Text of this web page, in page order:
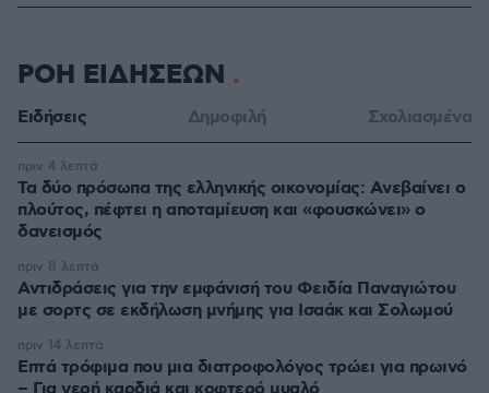
ΡΟΗ ΕΙΔΗΣΕΩΝ
Ειδήσεις Δημοφιλή Σχολιασμένα
Τα δύο πρόσωπα της ελληνικής οικονομίας: Aνεβαίνει ο
πλούτος, πέφτει η αποταμίευση και «φουσκώνει» ο
δανεισμός
πριν 4 λεπτά
Αντιδράσεις για την εμφάνισή του Φειδία Παναγιώτου
με σορτς σε εκδήλωση μνήμης για Ισαάκ και Σολωμού
πριν 8 λεπτά
Επτά τρόφιμα που μια διατροφολόγος τρώει για πρωινό
πριν 14 λεπτά